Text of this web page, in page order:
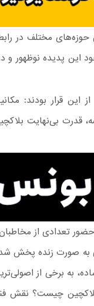
مختلف در
پدیده نوظهور و
قرار بودند:
قدرت بی‌نهایت
تعدادی از
صورت زنده پخش شد
به برخی از
چیست؟ نقش